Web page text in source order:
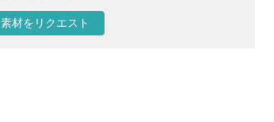
素材をリクエスト